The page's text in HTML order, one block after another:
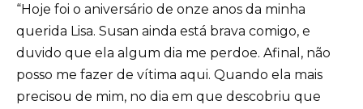
“Hoje foi o aniversário de onze anos da minha
querida Lisa. Susan ainda está brava comigo, e
duvido que ela algum dia me perdoe. Afinal, não
posso me fazer de vítima aqui. Quando ela mais
precisou de mim, no dia em que descobriu que